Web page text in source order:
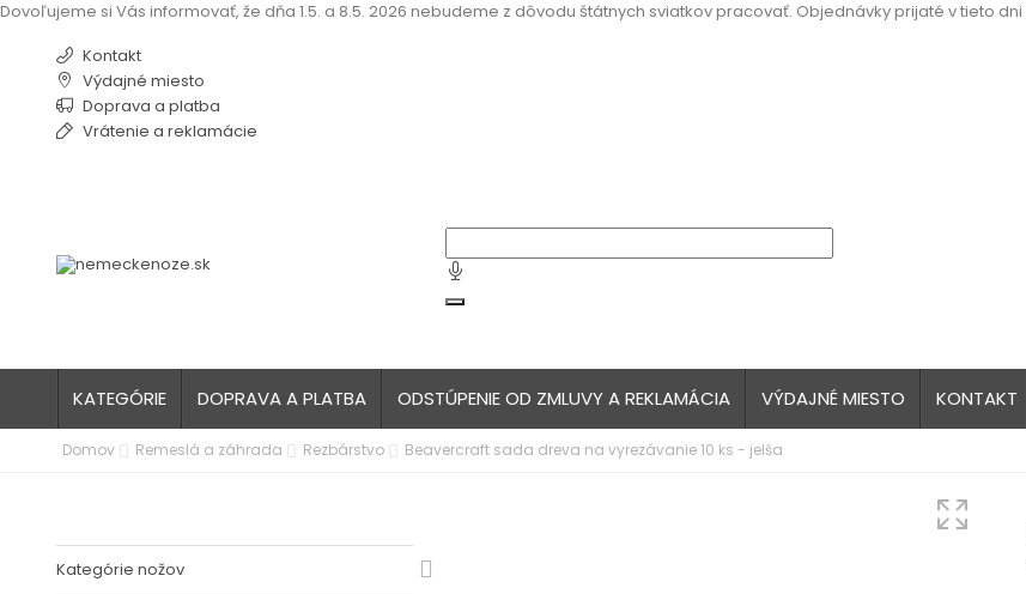
Dovoľujeme si Vás informovať, že dňa 1.5. a 8.5. 2026 nebudeme z dôvodu štátnych sviatkov pracovať. Objednávky prijaté v tieto
Kontakt
Výdajné miesto
Doprava a platba
Vrátenie a reklamácie
KATEGÓRIE DOPRAVA A PLATBA ODSTÚPENIE OD ZMLUVY A REKLAMÁCIA VÝDAJNÉ MIESTO KONTAKT
Domov Remeslá a záhrada Rezbárstvo Beavercraft sada dreva na vyrezávanie 10 ks - jelša
Kategórie nožov